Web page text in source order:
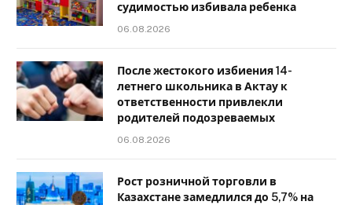
судимостью избивала ребенка
06.08.2026
После жестокого избиения 14-
летнего школьника в Актау к
ответственности привлекли
родителей подозреваемых
06.08.2026
Рост розничной торговли в
Казахстане замедлился до 5,7% на